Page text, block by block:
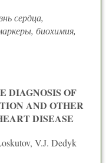
сердца,
биохимия,
DIAGNOSIS OF
AND OTHER
DISEASE
V.J. Dedyk